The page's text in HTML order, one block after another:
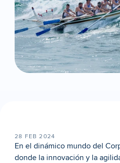
28 FEB 2024
En el dinámico mundo del
donde la innovación y la